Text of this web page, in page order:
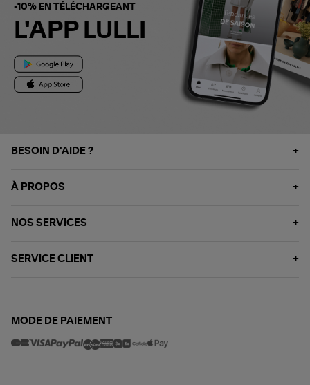
-10% EN TÉLÉCHARGEANT
L'APP LULLI
BESOIN D'AIDE ?
À PROPOS
NOS SERVICES
SERVICE CLIENT
MODE DE PAIEMENT